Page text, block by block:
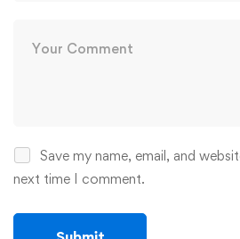
Save my name, email, and
next time I comment.